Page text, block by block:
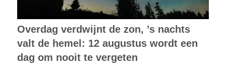
Overdag verdwijnt de zon, ’s nachts
valt de hemel: 12 augustus wordt een
dag om nooit te vergeten